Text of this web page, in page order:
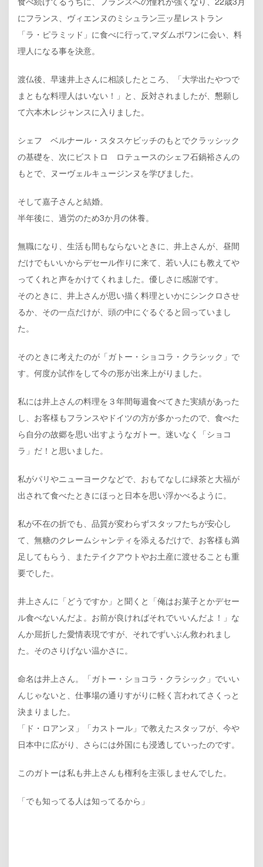
にフランス、ヴィエンヌのミシュラン三ッ星レストラン
「ラ・ピラミッド」に食べに行って,マダムポワンに会い、料
理人になる事を決意。
渡仏後、早速井上さんに相談したところ、「大学出たやつで
まともな料理人はいない！」と、反対されましたが、懇願し
て六本木レジャンスに入りました。
シェフ ベルナール・スタスケビッチのもとでクラッシック
の基礎を、次にビストロ ロテュースのシェフ石鍋裕さんの
もとで、ヌーヴェルキュージンヌを学びました。
そして嘉子さんと結婚。
半年後に、過労のため3か月の休養。
無職になり、生活も間もならないときに、井上さんが、昼間
だけでもいいからデセール作りに来て、若い人にも教えてや
ってくれと声をかけてくれました。優しさに感謝です。
そのときに、井上さんが思い描く料理といかにシンクロさせ
るか、その一点だけが、頭の中にぐるぐると回っていまし
た。
そのときに考えたのが「ガトー・ショコラ・クラシック」で
す。何度か試作をして今の形が出来上がりました。
私には井上さんの料理を３年間毎週食べてきた実績があった
し、お客様もフランスやドイツの方が多かったので、食べた
ら自分の故郷を思い出すようなガトー。迷いなく「ショコ
ラ」だ！と思いました。
私がパリやニューヨークなどで、おもてなしに緑茶と大福が
出されて食べたときにほっと日本を思い浮かべるように。
私が不在の折でも、品質が変わらずスタッフたちが安心し
て、無糖のクレームシャンティを添えるだけで、お客様も満
足してもらう、またテイクアウトやお土産に渡せることも重
要でした。
井上さんに「どうですか」と聞くと「俺はお菓子とかデセー
ル食べないんだよ。お前が良ければそれでいいんだよ！」な
んか屈折した愛情表現ですが、それでずいぶん救われまし
た。そのさりげない温かさに。
命名は井上さん。「ガトー・ショコラ・クラシック」でいい
んじゃないと、仕事場の通りすがりに軽く言われてさくっと
決まりました。
「ド・ロアンヌ」「カストール」で教えたスタッフが、今や
日本中に広がり、さらには外国にも浸透していったのです。
このガトーは私も井上さんも権利を主張しませんでした。
「でも知ってる人は知ってるから」